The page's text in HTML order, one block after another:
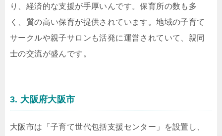
り、経済的な支援が手厚いんです。保育所の数も多
く、質の高い保育が提供されています。地域の子育て
サークルや親子サロンも活発に運営されていて、親同
士の交流が盛んです。
3. 大阪府大阪市
大阪市は「子育て世代包括支援センター」を設置し、